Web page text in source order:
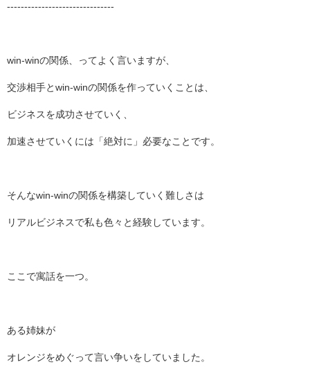
-------------------------------
win-winの関係、ってよく言いますが、
交渉相手とwin-winの関係を作っていくことは、
ビジネスを成功させていく、
加速させていくには「絶対に」必要なことです。
そんなwin-winの関係を構築していく難しさは
リアルビジネスで私も色々と経験しています。
ここで寓話を一つ。
ある姉妹が
オレンジをめぐって言い争いをしていました。